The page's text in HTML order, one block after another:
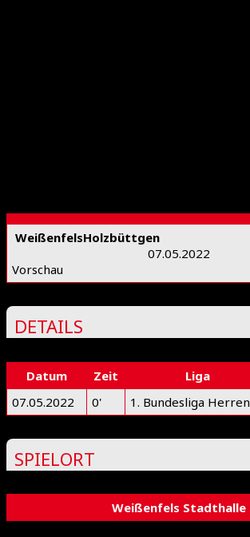
WeißenfelsHolzbüttgen
07.05.2022
Vorschau
DETAILS
Datum Zeit Liga
07.05.2022
0' 1. Bundesliga Herren
SPIELORT
Weißenfels Stadthalle